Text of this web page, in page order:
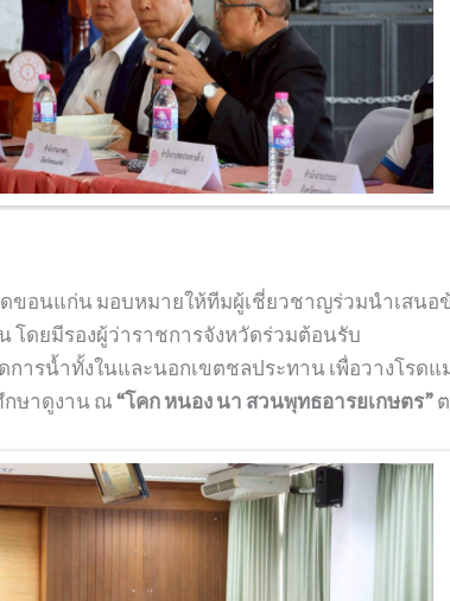
ขอนแก่น มอบหมายให้ทีมผู้เชี่ยวชาญร่วมนำเสนอ
ดยมีรองผู้ว่าราชการจังหวัดร่วมต้อนรับ
ารน้ำทั้งในและนอกเขตชลประทาน เพื่อวางโรด
กษาดูงาน ณ“โคก หนอง นา สวนพุทธอารยเกษตร”